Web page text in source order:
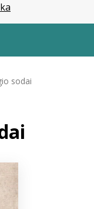
sodai